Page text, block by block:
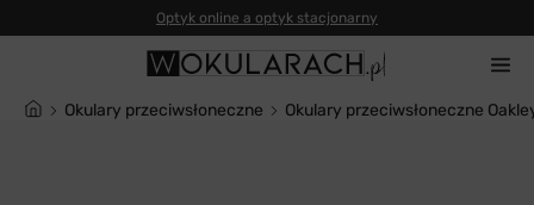
Okulary przeciwsłoneczne Okulary przeciwsłoneczne